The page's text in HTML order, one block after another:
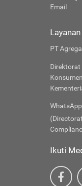
Email
PT
Direktorat
Ikuti